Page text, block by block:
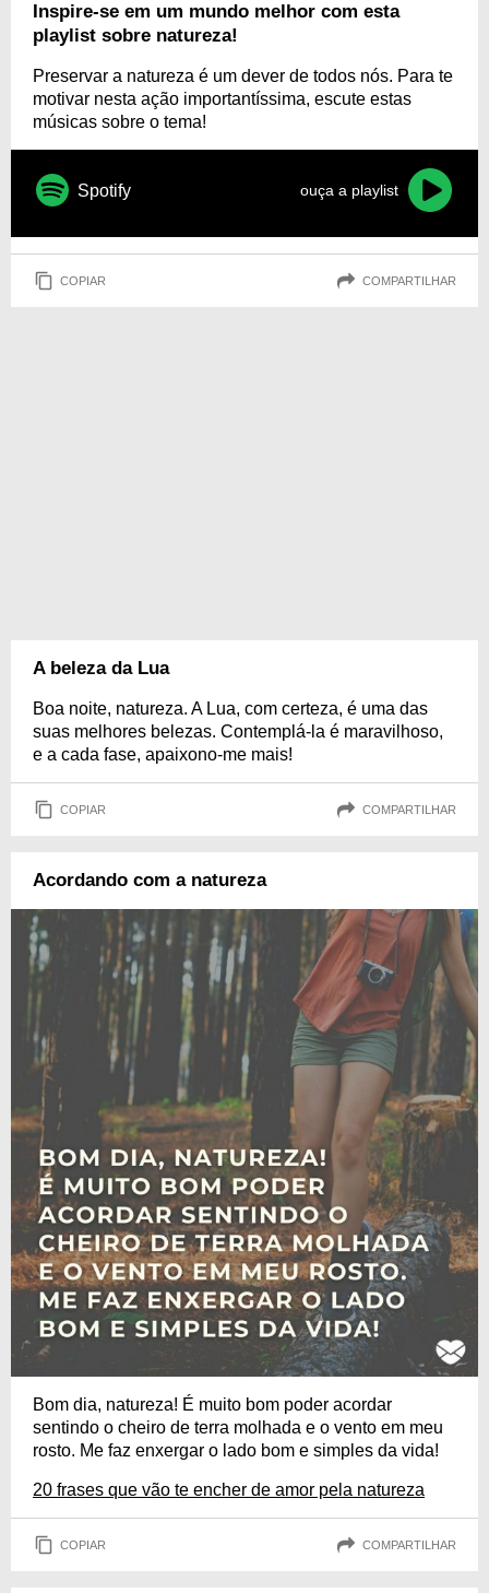
Inspire-se em um mundo melhor com esta
playlist sobre natureza!
Preservar a natureza é um dever de todos nós. Para te
motivar nesta ação importantíssima, escute estas
músicas sobre o tema!
Spotify ouça a playlist
COPIAR COMPARTILHAR
A beleza da Lua
Boa noite, natureza. A Lua, com certeza, é uma das
suas melhores belezas. Contemplá-la é maravilhoso,
e a cada fase, apaixono-me mais!
COPIAR COMPARTILHAR
Acordando com a natureza
Bom dia, natureza! É muito bom poder acordar
sentindo o cheiro de terra molhada e o vento em meu
rosto. Me faz enxergar o lado bom e simples da vida!
20 frases que vão te encher de amor pela natureza
COPIAR COMPARTILHAR